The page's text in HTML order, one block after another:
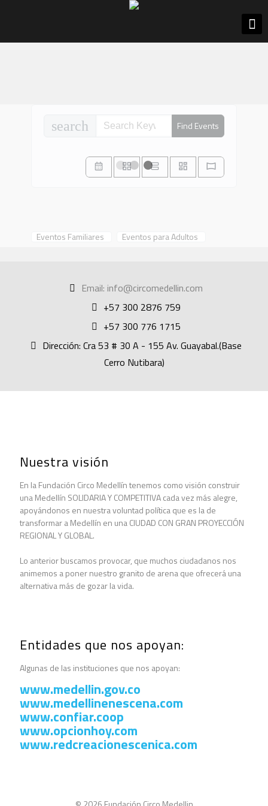
search Find Events
Eventos Familiares Eventos para Adultos
Email: info@circomedellin.com
+57 300 2876 759
+57 300 776 1715
Dirección: Cra 53 # 30 A - 155 Av. Guayabal.(Base
Cerro Nutibara)
Nuestra visión
En la Fundación Circo Medellín tenemos como visión construir
una Medellín SOLIDARIA Y COMPETITIVA cada vez más alegre,
apoyándonos en nuestra voluntad política que es la de
transformar a Medellín en una CIUDAD CON GRAN PROYECCIÓN
REGIONAL Y GLOBAL.
Lo anterior buscamos provocar, que muchos ciudadanos nos
animemos a poner nuestro granito de arena que ofrecerá una
alternativa más de gozar la vida.
Entidades que nos apoyan:
Algunas de las instituciones que nos apoyan:
www.medellin.gov.co
www.medellinenescena.com
www.confiar.coop
www.opcionhoy.com
www.redcreacionescenica.com